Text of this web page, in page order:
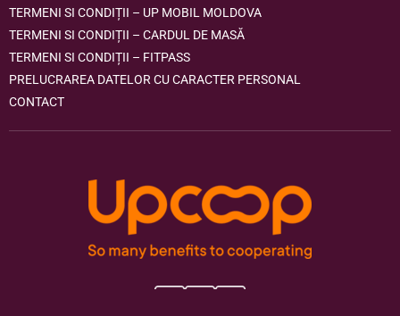
TERMENI SI CONDIȚII – UP MOBIL MOLDOVA
TERMENI SI CONDIȚII – CARDUL DE MASĂ
TERMENI SI CONDIȚII – FITPASS
PRELUCRAREA DATELOR CU CARACTER PERSONAL
CONTACT